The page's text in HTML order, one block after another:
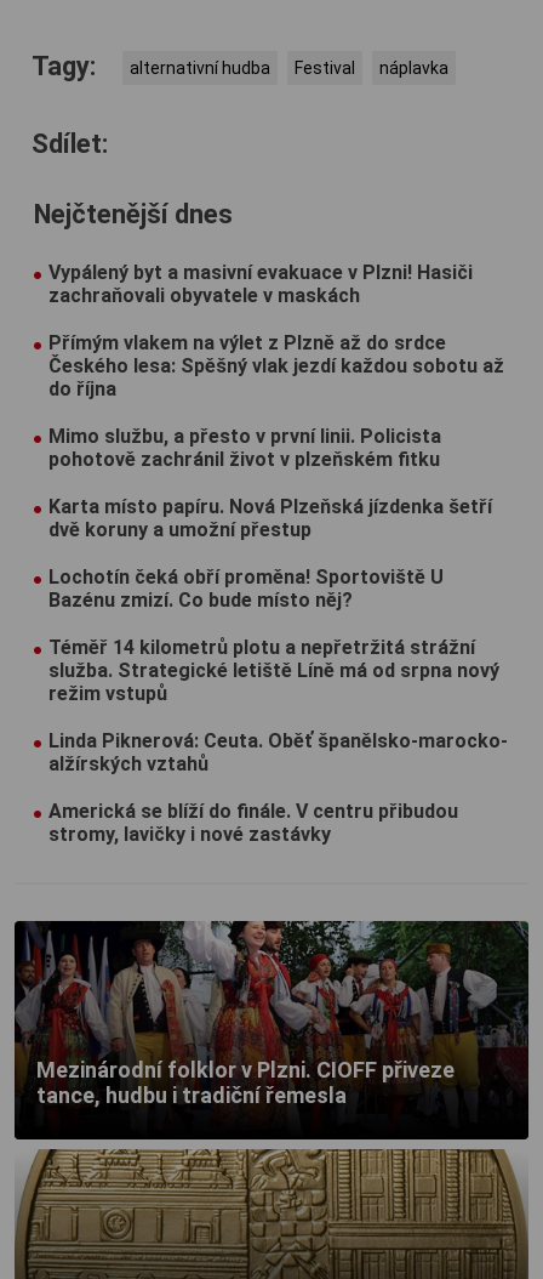
Tagy: alternativní hudba Festival náplavka
Sdílet:
Nejčtenější dnes
Vypálený byt a masivní evakuace v Plzni! Hasiči
zachraňovali obyvatele v maskách
Přímým vlakem na výlet z Plzně až do srdce
Českého lesa: Spěšný vlak jezdí každou sobotu až
do října
Mimo službu, a přesto v první linii. Policista
pohotově zachránil život v plzeňském fitku
Karta místo papíru. Nová Plzeňská jízdenka šetří
dvě koruny a umožní přestup
Lochotín čeká obří proměna! Sportoviště U
Bazénu zmizí. Co bude místo něj?
Téměř 14 kilometrů plotu a nepřetržitá strážní
služba. Strategické letiště Líně má od srpna nový
režim vstupů
Linda Piknerová: Ceuta. Oběť španělsko-marocko-
alžírských vztahů
Americká se blíží do finále. V centru přibudou
stromy, lavičky i nové zastávky
Mezinárodní folklor v Plzni. CIOFF přiveze
tance, hudbu i tradiční řemesla